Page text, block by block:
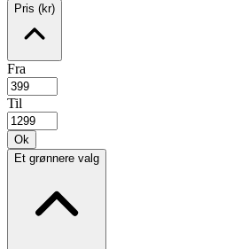
Pris (kr)
Fra
Til
Ok
Et grønnere valg